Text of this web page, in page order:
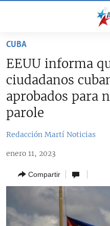
accesibilidad
contenido
principal
principal
CUBA
CUBA
DERECHOS HUMANOS
SOBRE CUBA
ESTADOS UNIDOS
ESTADOS UNIDOS
AMÉRICA LATINA
OPINIÓN GRÁFICA
AUDIOVISUALES MARTÍ
CUBA
EEUU informa
ciudadanos
aprobados para
parole
Redacción Martí Noticias
enero 11, 2023
Compartir